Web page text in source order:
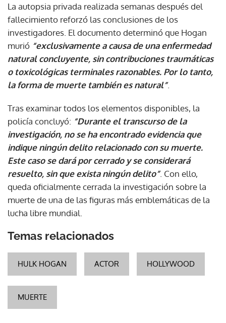
La autopsia privada realizada semanas después del
fallecimiento reforzó las conclusiones de los
investigadores. El documento determinó que Hogan
murió “exclusivamente a causa de una enfermedad
natural concluyente, sin contribuciones traumáticas
o toxicológicas terminales razonables. Por lo tanto,
la forma de muerte también es natural”.
Tras examinar todos los elementos disponibles, la
policía concluyó: “Durante el transcurso de la
investigación, no se ha encontrado evidencia que
indique ningún delito relacionado con su muerte.
Este caso se dará por cerrado y se considerará
resuelto, sin que exista ningún delito”. Con ello,
queda oficialmente cerrada la investigación sobre la
muerte de una de las figuras más emblemáticas de la
lucha libre mundial.
Temas relacionados
HULK HOGAN ACTOR HOLLYWOOD
MUERTE